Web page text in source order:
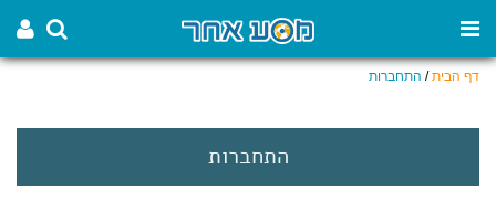
דף הבית/ התחברות
התחברות